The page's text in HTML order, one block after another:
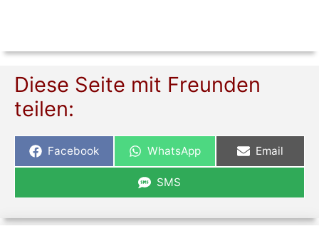
Diese Seite mit Freunden
teilen:
Share
on
Facebook
Share
on
WhatsApp
Share
on
Email
Share
on
SMS